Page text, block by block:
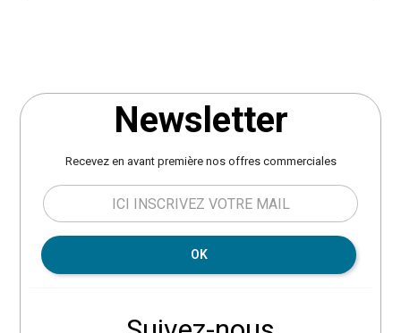
Newsletter
Recevez en avant première nos offres commerciales
OK